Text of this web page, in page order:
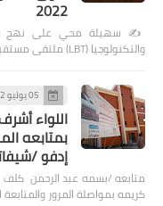
2022
والتكنولوجيا (LBT) ملتقى مستقبل سوق العمل (ملت…
05 يوليو 2022
اللواء
بمتابعه
إدفو /
متابعه /بسمه عبد الرحمن كلف
كريمه بمواصلة المرور والمتابعة